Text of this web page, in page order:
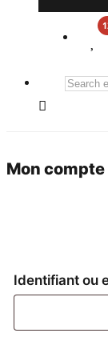
Search
Mon compte
Identifiant ou